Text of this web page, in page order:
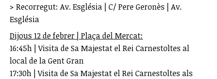
> Recorregut: Av. Església | C/ Pere Geronès | Av.
Església
Dijous 12 de febrer | Plaça del Mercat:
16:45h | Visita de Sa Majestat el Rei Carnestoltes al
local de la Gent Gran
17:30h | Visita de Sa Majestat el Rei Carnestoltes als